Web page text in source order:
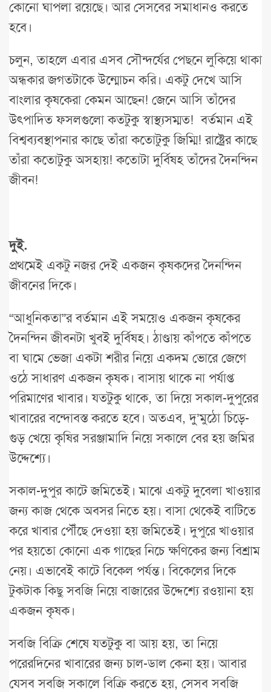
কোনো ঘাপলা রয়েছে। আর সেসবের সমাধানও করতে
হবে।
চলুন, তাহলে এবার এসব সৌন্দর্যের পেছনে লুকিয়ে থাকা
অন্ধকার জগতটাকে উন্মোচন করি। একটু দেখে আসি
বাংলার কৃষকেরা কেমন আছেন! জেনে আসি তাঁদের
উৎপাদিত ফসলগুলো কতটুকু স্বাস্থ্যসম্মত! বর্তমান এই
বিশ্বব্যবস্থাপনার কাছে তাঁরা কতোটুকু জিম্মি! রাষ্ট্রের কাছে
তাঁরা কতোটুকু অসহায়! কতোটা দুর্বিষহ তাঁদের দৈনন্দিন
জীবন!
দুই.
প্রথমেই একটু নজর দেই একজন কৃষকদের দৈনন্দিন
জীবনের দিকে।
“আধুনিকতা”র বর্তমান এই সময়েও একজন কৃষকের
দৈনন্দিন জীবনটা খুবই দুর্বিষহ। ঠাণ্ডায় কাঁপতে কাঁপতে
বা ঘামে ভেজা একটা শরীর নিয়ে একদম ভোরে জেগে
ওঠে সাধারণ একজন কৃষক। বাসায় থাকে না পর্যাপ্ত
পরিমাণের খাবার। যতটুকু থাকে, তা দিয়ে সকাল-দুপুরের
খাবারের বন্দোবস্ত করতে হবে। অতএব, দু’মুঠো চিড়ে-
গুড় খেয়ে কৃষির সরঞ্জামাদি নিয়ে সকালে বের হয় জমির
উদ্দেশ্যে।
সকাল-দুপুর কাটে জমিতেই। মাঝে একটু দুবেলা খাওয়ার
জন্য কাজ থেকে অবসর নিতে হয়। বাসা থেকেই বাটিতে
করে খাবার পৌঁছে দেওয়া হয় জমিতেই। দুপুরে খাওয়ার
পর হয়তো কোনো এক গাছের নিচে ক্ষণিকের জন্য বিশ্রাম
নেয়। এভাবেই কাটে বিকেল পর্যন্ত। বিকেলের দিকে
টুকটাক কিছু সবজি নিয়ে বাজারের উদ্দেশ্যে রওয়ানা হয়
একজন কৃষক।
সবজি বিক্রি শেষে যতটুকু বা আয় হয়, তা নিয়ে
পরেরদিনের খাবারের জন্য চাল-ডাল কেনা হয়। আবার
যেসব সবজি সকালে বিক্রি করতে হয়, সেসব সবজি